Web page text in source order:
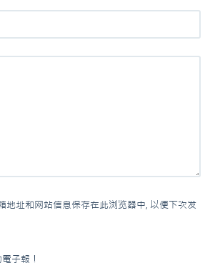
地址和网站信息保存在此浏览器中, 以便下次发
子報！